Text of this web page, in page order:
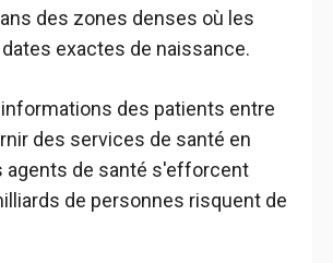
des zones denses où les
exactes de naissance.
des patients entre
des services de santé en
agents de santé s'efforcent
de personnes risquent de